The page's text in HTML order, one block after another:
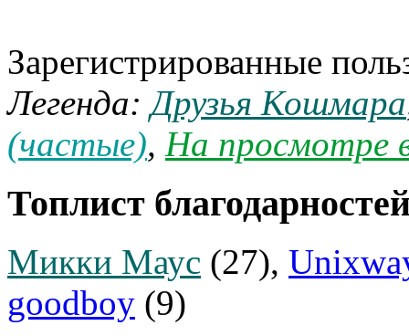
Зарегистрированные
Легенда:Друзья Кошмара
(частые), На просмотре
Топлист
Микки Маус (27),
goodboy (9)